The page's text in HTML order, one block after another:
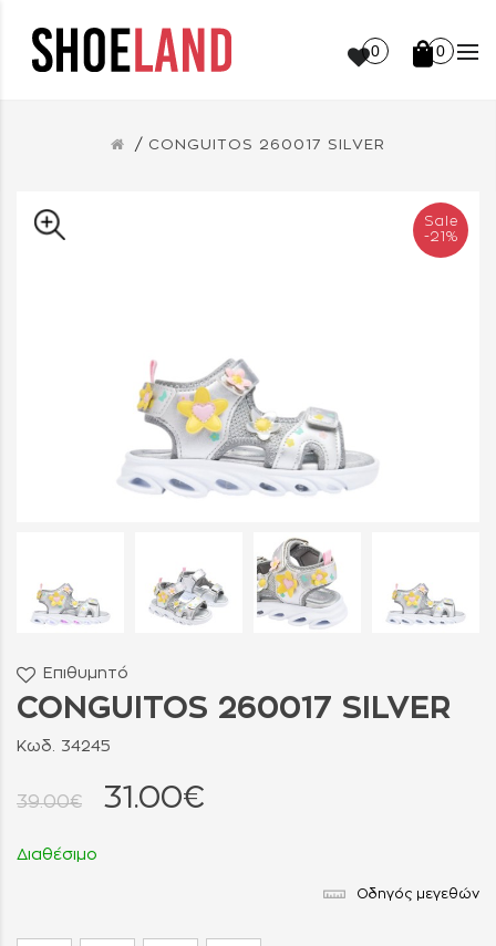
0 0
CONGUITOS 260017 SILVER
Sale
-21%
Επιθυμητό
CONGUITOS 260017 SILVER
Κωδ. 34245
39.00€ 31.00€
Διαθέσιμο
Οδηγός μεγεθών